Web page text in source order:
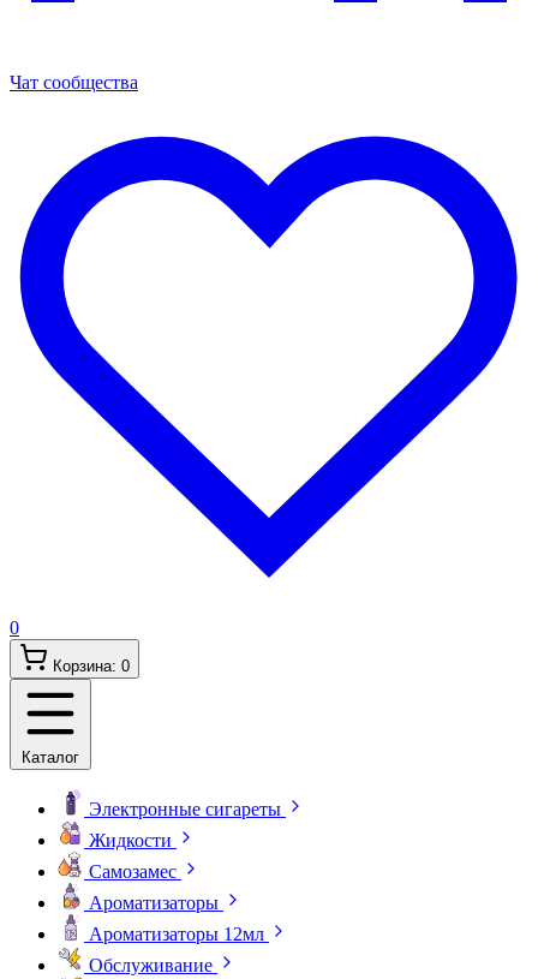
Чат сообщества
0
Корзина: 0
Каталог
Электронные сигареты
Жидкости
Самозамес
Ароматизаторы
Ароматизаторы 12мл
Обслуживание